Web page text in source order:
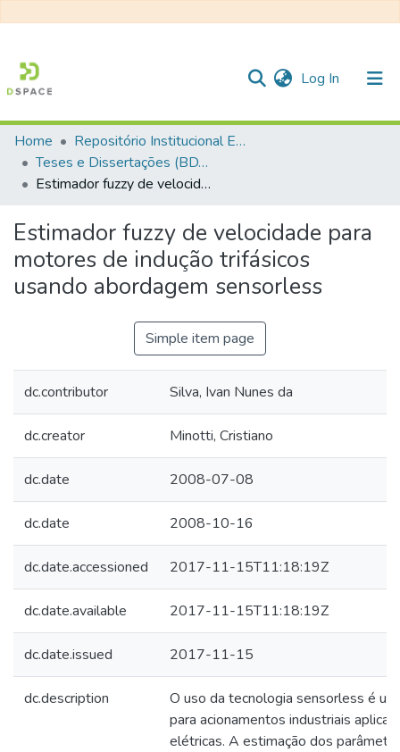
Log In (current)
Communities & Collections
All of DSpace
Statistics
Home
Repositório Institucional EESC
Teses e Dissertações (BDTD USP)
Estimador fuzzy de velocidade para motores de indução trifásicos usando abordagem sensorless
Estimador fuzzy de velocidade para
motores de indução trifásicos
usando abordagem sensorless
Simple item page
dc.contributor Silva, Ivan Nunes da
dc.creator Minotti, Cristiano
dc.date 2008-07-08
dc.date 2008-10-16
dc.date.accessioned 2017-11-15T11:18:19Z
dc.date.available 2017-11-15T11:18:19Z
dc.date.issued 2017-11-15
dc.description
O uso da tecnologia sensorless é
para acionamentos industriais
elétricas. A estimação dos